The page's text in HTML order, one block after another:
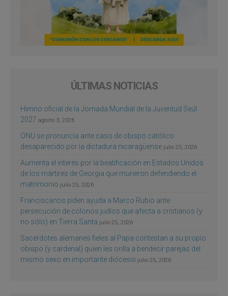
ÚLTIMAS NOTICIAS
Himno oficial de la Jornada Mundial de la Juventud Seúl
2027 agosto 3, 2026
ONU se pronuncia ante caso de obispo católico
desaparecido por la dictadura nicaragüense julio 25, 2026
Aumenta el interés por la beatificación en Estados Unidos
de los mártires de Georgia que murieron defendiendo el
matrimonio julio 25, 2026
Franciscanos piden ayuda a Marco Rubio ante
persecución de colonos judíos que afecta a cristianos (y
no sólo) en Tierra Santa julio 25, 2026
Sacerdotes alemanes fieles al Papa contestan a su propio
obispo (y cardenal) quien les orilla a bendecir parejas del
mismo sexo en importante diócesis julio 25, 2026